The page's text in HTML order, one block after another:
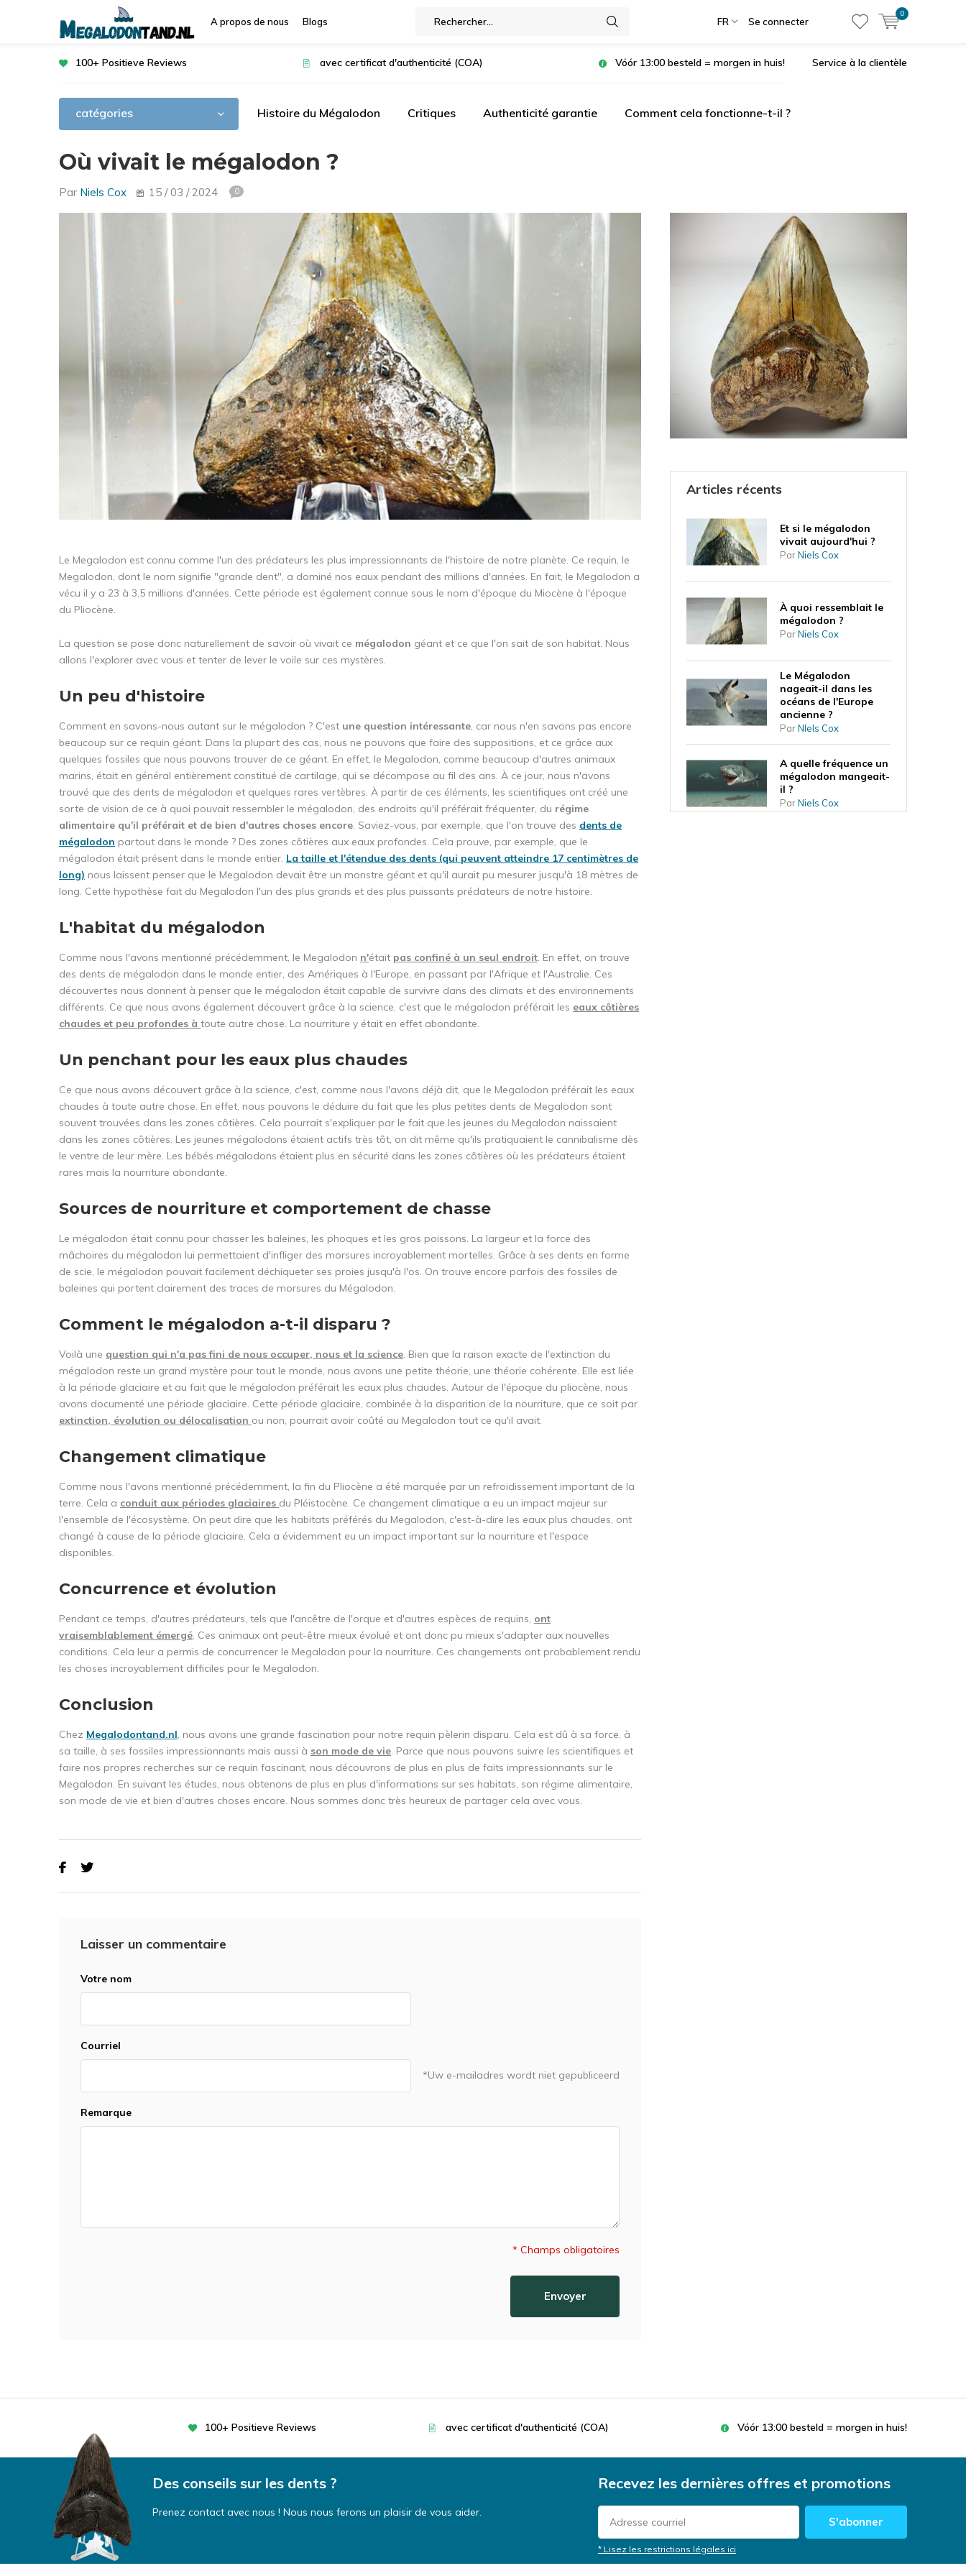
A propos de nous Blogs FR Se connecter
0
100+ Positieve Reviews avec certificat d'authenticité (COA) Vóór 13:00 besteld = morgen in huis! Service à la clientèle
catégories Histoire du Mégalodon Critiques Authenticité garantie Comment cela fonctionne-t-il ?
Où vivait le mégalodon ?
Par Niels Cox 15 / 03 / 2024 0
Le Megalodon est connu comme l'un des prédateurs les plus impressionnants de l'histoire de notre planète. Ce requin, le
Megalodon, dont le nom signifie "grande dent", a dominé nos eaux pendant des millions d'années. En fait, le Megalodon a
vécu il y a 23 à 3,5 millions d'années. Cette période est également connue sous le nom d'époque du Miocène à l'époque
du Pliocène.
La question se pose donc naturellement de savoir où vivait ce mégalodon géant et ce que l'on sait de son habitat. Nous
allons l'explorer avec vous et tenter de lever le voile sur ces mystères.
Un peu d'histoire
Comment en savons-nous autant sur le mégalodon ? C'est une question intéressante, car nous n'en savons pas encore
beaucoup sur ce requin géant. Dans la plupart des cas, nous ne pouvons que faire des suppositions, et ce grâce aux
quelques fossiles que nous pouvons trouver de ce géant. En effet, le Megalodon, comme beaucoup d'autres animaux
marins, était en général entièrement constitué de cartilage, qui se décompose au fil des ans. À ce jour, nous n'avons
trouvé que des dents de mégalodon et quelques rares vertèbres. À partir de ces éléments, les scientifiques ont créé une
sorte de vision de ce à quoi pouvait ressembler le mégalodon, des endroits qu'il préférait fréquenter, du régime
alimentaire qu'il préférait et de bien d'autres choses encore. Saviez-vous, par exemple, que l'on trouve des dents de
mégalodon partout dans le monde ? Des zones côtières aux eaux profondes. Cela prouve, par exemple, que le
mégalodon était présent dans le monde entier. La taille et l'étendue des dents (qui peuvent atteindre 17 centimètres de
long) nous laissent penser que le Megalodon devait être un monstre géant et qu'il aurait pu mesurer jusqu'à 18 mètres de
long. Cette hypothèse fait du Megalodon l'un des plus grands et des plus puissants prédateurs de notre histoire.
L'habitat du mégalodon
Comme nous l'avons mentionné précédemment, le Megalodon n'était pas confiné à un seul endroit. En effet, on trouve
des dents de mégalodon dans le monde entier, des Amériques à l'Europe, en passant par l'Afrique et l'Australie. Ces
découvertes nous donnent à penser que le mégalodon était capable de survivre dans des climats et des environnements
différents. Ce que nous avons également découvert grâce à la science, c'est que le mégalodon préférait les eaux côtières
chaudes et peu profondes à toute autre chose. La nourriture y était en effet abondante.
Un penchant pour les eaux plus chaudes
Ce que nous avons découvert grâce à la science, c'est, comme nous l'avons déjà dit, que le Megalodon préférait les eaux
chaudes à toute autre chose. En effet, nous pouvons le déduire du fait que les plus petites dents de Megalodon sont
souvent trouvées dans les zones côtières. Cela pourrait s'expliquer par le fait que les jeunes du Megalodon naissaient
dans les zones côtières. Les jeunes mégalodons étaient actifs très tôt, on dit même qu'ils pratiquaient le cannibalisme dès
le ventre de leur mère. Les bébés mégalodons étaient plus en sécurité dans les zones côtières où les prédateurs étaient
rares mais la nourriture abondante.
Sources de nourriture et comportement de chasse
Le mégalodon était connu pour chasser les baleines, les phoques et les gros poissons. La largeur et la force des
mâchoires du mégalodon lui permettaient d'infliger des morsures incroyablement mortelles. Grâce à ses dents en forme
de scie, le mégalodon pouvait facilement déchiqueter ses proies jusqu'à l'os. On trouve encore parfois des fossiles de
baleines qui portent clairement des traces de morsures du Mégalodon.
Comment le mégalodon a-t-il disparu ?
Voilà une question qui n'a pas fini de nous occuper, nous et la science. Bien que la raison exacte de l'extinction du
mégalodon reste un grand mystère pour tout le monde, nous avons une petite théorie, une théorie cohérente. Elle est liée
à la période glaciaire et au fait que le mégalodon préférait les eaux plus chaudes. Autour de l'époque du pliocène, nous
avons documenté une période glaciaire. Cette période glaciaire, combinée à la disparition de la nourriture, que ce soit par
extinction, évolution ou délocalisation ou non, pourrait avoir coûté au Megalodon tout ce qu'il avait.
Changement climatique
Comme nous l'avons mentionné précédemment, la fin du Pliocène a été marquée par un refroidissement important de la
terre. Cela a conduit aux périodes glaciaires du Pléistocène. Ce changement climatique a eu un impact majeur sur
l'ensemble de l'écosystème. On peut dire que les habitats préférés du Megalodon, c'est-à-dire les eaux plus chaudes, ont
changé à cause de la période glaciaire. Cela a évidemment eu un impact important sur la nourriture et l'espace
disponibles.
Concurrence et évolution
Pendant ce temps, d'autres prédateurs, tels que l'ancêtre de l'orque et d'autres espèces de requins, ont
vraisemblablement émergé. Ces animaux ont peut-être mieux évolué et ont donc pu mieux s'adapter aux nouvelles
conditions. Cela leur a permis de concurrencer le Megalodon pour la nourriture. Ces changements ont probablement rendu
les choses incroyablement difficiles pour le Megalodon.
Conclusion
Chez Megalodontand.nl, nous avons une grande fascination pour notre requin pèlerin disparu. Cela est dû à sa force, à
sa taille, à ses fossiles impressionnants mais aussi à son mode de vie. Parce que nous pouvons suivre les scientifiques et
faire nos propres recherches sur ce requin fascinant, nous découvrons de plus en plus de faits impressionnants sur le
Megalodon. En suivant les études, nous obtenons de plus en plus d'informations sur ses habitats, son régime alimentaire,
son mode de vie et bien d'autres choses encore. Nous sommes donc très heureux de partager cela avec vous.
Laisser un commentaire
Votre nom
Courriel
*Uw e-mailadres wordt niet gepubliceerd
Remarque
* Champs obligatoires
Envoyer
Articles récents
Et si le mégalodon
vivait aujourd'hui ?
ParNiels Cox
À quoi ressemblait le
mégalodon ?
ParNiels Cox
Le Mégalodon
nageait-il dans les
océans de l'Europe
ancienne ?
ParNIels Cox
A quelle fréquence un
mégalodon mangeait-
il ?
ParNiels Cox
100+ Positieve Reviews avec certificat d'authenticité (COA) Vóór 13:00 besteld = morgen in huis!
Des conseils sur les dents ?
Prenez contact avec nous ! Nous nous ferons un plaisir de vous aider.
Recevez les dernières offres et promotions
S'abonner
* Lisez les restrictions légales ici